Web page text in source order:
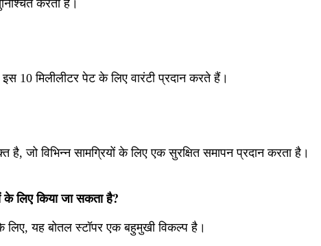
करता है।
10 मिलीलीटर पेट के लिए वारंटी प्रदान करते हैं।
जो विभिन्न सामग्रियों के लिए एक सुरक्षित समापन प्रदान करता है।
के लिए किया जा सकता है?
के लिए, यह बोतल स्टॉपर एक बहुमुखी विकल्प है।